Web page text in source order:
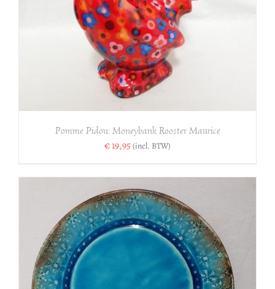
Pomme Pidou: Moneybank Rooster Maurice
€19,95 (incl. BTW)